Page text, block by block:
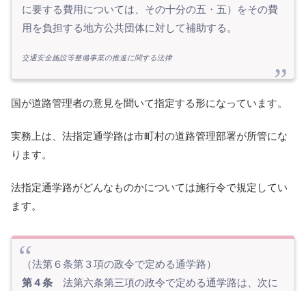
に要する費用については、その十分の五・五）をその費
用を負担する地方公共団体に対して補助する。
交通安全施設等整備事業の推進に関する法律
国が道路管理者の意見を聞いて指定する形になっています。
実務上は、法指定通学路は市町村の道路管理部署が所管にな
ります。
法指定通学路がどんなものかについては施行令で規定してい
ます。
（法第６条第３項の政令で定める通学路）
第４条 法第六条第三項の政令で定める通学路は、次に